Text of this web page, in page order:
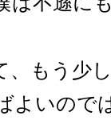
、もう少
よいので